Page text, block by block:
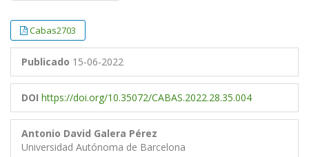
Cabas2703
Publicado 15-06-2022
DOI https://doi.org/10.35072/CABAS.2022.28.35.004
Antonio David Galera Pérez
Universidad Autónoma de Barcelona